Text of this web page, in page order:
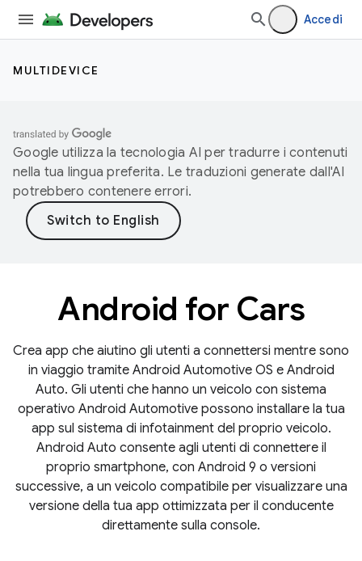
Accedi
MULTIDEVICE
Google utilizza la tecnologia AI per tradurre i contenuti
nella tua lingua preferita. Le traduzioni generate dall'AI
potrebbero contenere errori.
Android for Cars
Crea app che aiutino gli utenti a connettersi mentre sono
in viaggio tramite Android Automotive OS e Android
Auto. Gli utenti che hanno un veicolo con sistema
operativo Android Automotive possono installare la tua
app sul sistema di infotainment del proprio veicolo.
Android Auto consente agli utenti di connettere il
proprio smartphone, con Android 9 o versioni
successive, a un veicolo compatibile per visualizzare una
versione della tua app ottimizzata per il conducente
direttamente sulla console.